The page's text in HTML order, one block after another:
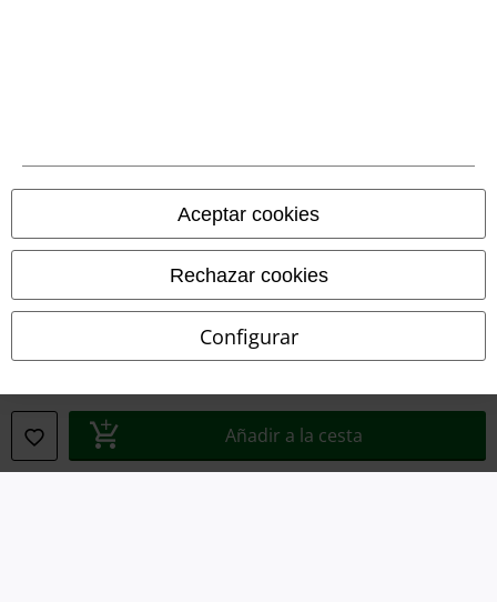
Aceptar cookies
Rechazar cookies
Configurar
Añadir a la cesta
Aviso Legal
Ley protección de datos
Eliminación de residuos y protección del medioambiente
Declaración de Conformidad
Configuración Cookies